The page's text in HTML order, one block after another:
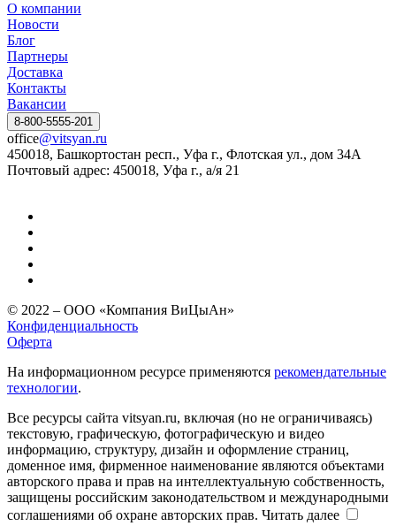
О компании
Новости
Блог
Партнеры
Доставка
Контакты
Вакансии
8-800-5555-201
office@vitsyan.ru
450018, Башкортостан респ., Уфа г., Флотская ул., дом 34А
Почтовый адрес: 450018, Уфа г., а/я 21
© 2022 – ООО «Компания ВиЦыАн»
Конфиденциальность
Оферта
На информационном ресурсе применяются рекомендательные
технологии.
Все ресурсы сайта vitsyan.ru, включая (но не ограничиваясь)
текстовую, графическую, фотографическую и видео
информацию, структуру, дизайн и оформление страниц,
доменное имя, фирменное наименование являются объектами
авторского права и прав на интеллектуальную собственность,
защищены российским законодательством и международными
соглашениями об охране авторских прав. Читать далее